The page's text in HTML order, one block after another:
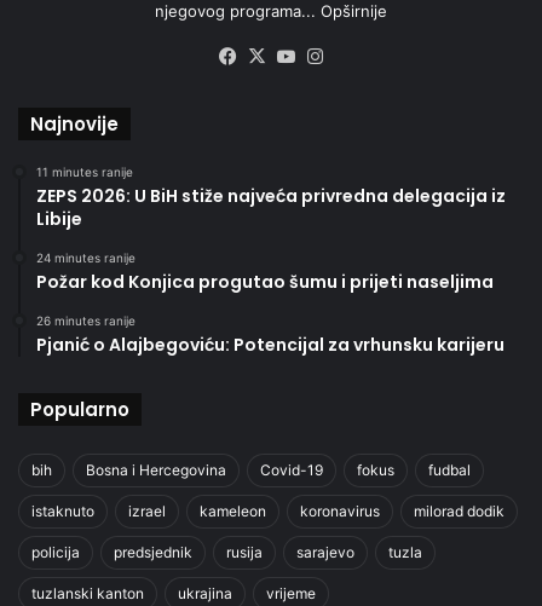
njegovog programa... Opširnije
Facebook
X YouTube
Najnovije
11 minutes ranije
ZEPS 2026: U BiH stiže najveća privredna delegacija iz
Libije
24 minutes ranije
Požar kod Konjica progutao šumu i prijeti naseljima
26 minutes ranije
Pjanić o Alajbegoviću: Potencijal za vrhunsku karijeru
Popularno
bih Bosna i Hercegovina Covid-19 fokus fudbal
istaknuto izrael kameleon koronavirus milorad dodik
policija predsjednik rusija sarajevo tuzla
tuzlanski kanton ukrajina vrijeme